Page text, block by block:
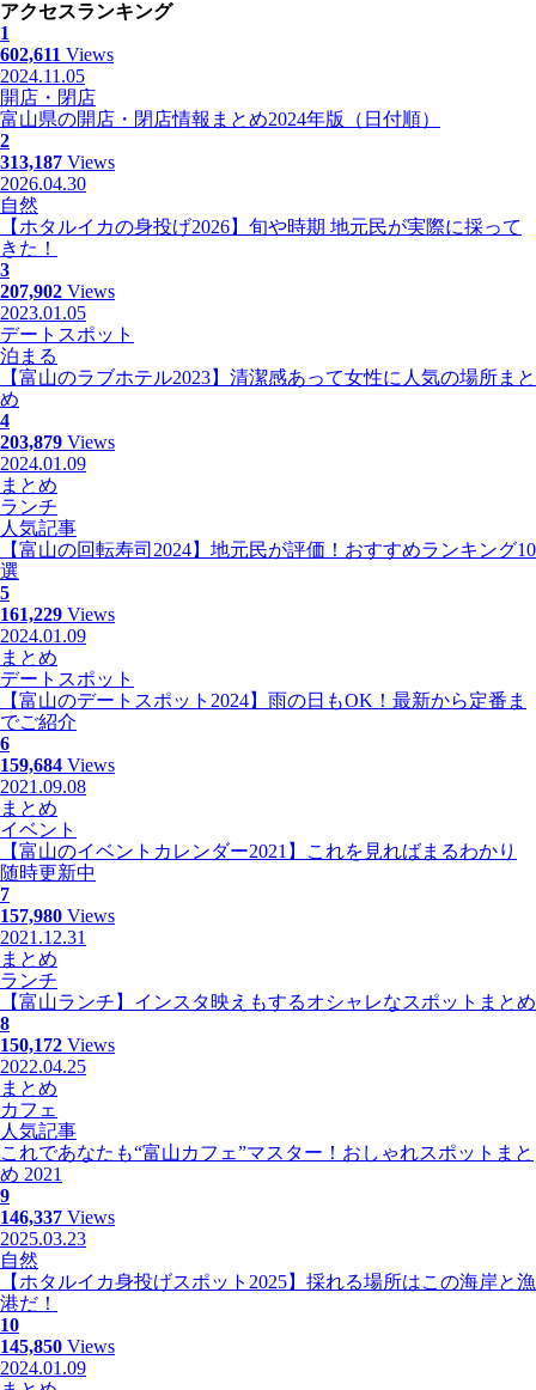
アクセスランキング
1
602,611 Views
2024.11.05
開店・閉店
富山県の開店・閉店情報まとめ2024年版（日付順）
2
313,187 Views
2026.04.30
自然
【ホタルイカの身投げ2026】旬や時期 地元民が実際に採って
きた！
3
207,902 Views
2023.01.05
デートスポット
泊まる
【富山のラブホテル2023】清潔感あって女性に人気の場所まと
め
4
203,879 Views
2024.01.09
まとめ
ランチ
人気記事
【富山の回転寿司2024】地元民が評価！おすすめランキング10
選
5
161,229 Views
2024.01.09
まとめ
デートスポット
【富山のデートスポット2024】雨の日もOK！最新から定番ま
でご紹介
6
159,684 Views
2021.09.08
まとめ
イベント
【富山のイベントカレンダー2021】これを見ればまるわかり
随時更新中
7
157,980 Views
2021.12.31
まとめ
ランチ
【富山ランチ】インスタ映えもするオシャレなスポットまとめ
8
150,172 Views
2022.04.25
まとめ
カフェ
人気記事
これであなたも“富山カフェ”マスター！おしゃれスポットまと
め 2021
9
146,337 Views
2025.03.23
自然
【ホタルイカ身投げスポット2025】採れる場所はこの海岸と漁
港だ！
10
145,850 Views
2024.01.09